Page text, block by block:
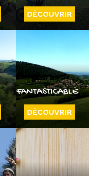
DÉCOUVRIR
FANTASTICABLE
DÉCOUVRIR